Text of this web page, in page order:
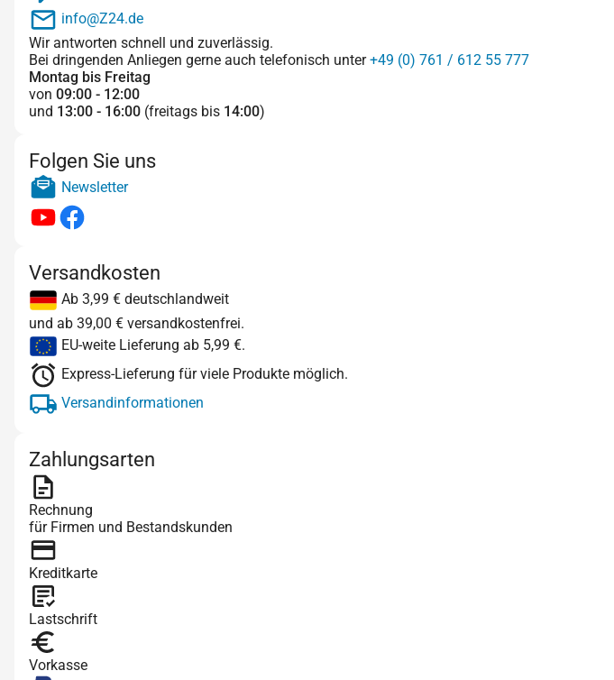
info@Z24.de
Wir antworten schnell und zuverlässig.
Bei dringenden Anliegen gerne auch telefonisch unter+49 (0) 761 / 612 55 777
Montag bis Freitag
von 09:00 - 12:00
und 13:00 - 16:00 (freitags bis 14:00)
Folgen Sie uns
Newsletter
Versandkosten
Ab 3,99 € deutschlandweit
und ab 39,00 € versandkostenfrei.
EU-weite Lieferung ab 5,99 €.
Express-Lieferung für viele Produkte möglich.
Versandinformationen
Zahlungsarten
Rechnung
für Firmen und Bestandskunden
Kreditkarte
Lastschrift
Vorkasse